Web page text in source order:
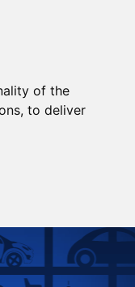
of the
, to deliver